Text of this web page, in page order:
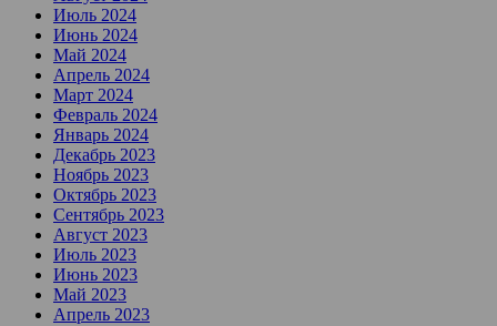
Июль 2024
Июнь 2024
Май 2024
Апрель 2024
Март 2024
Февраль 2024
Январь 2024
Декабрь 2023
Ноябрь 2023
Октябрь 2023
Сентябрь 2023
Август 2023
Июль 2023
Июнь 2023
Май 2023
Апрель 2023